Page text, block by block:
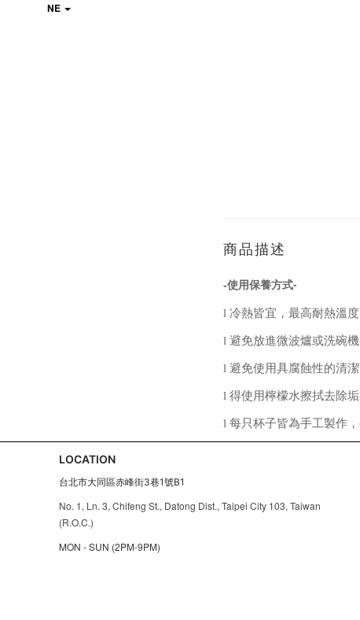
NE
商品描述
-使用保養方式-
l 冷熱皆宜，最高耐熱溫度
l 避免放進微波爐或洗碗
l 避免使用具腐蝕性的清潔
l 得使用檸檬水擦拭去除
l 每只杯子皆為手工製作
LOCATION
台北市大同區赤峰街3巷1號B1
No. 1, Ln. 3, Chifeng St., Datong Dist., Taipei City 103, Taiwan
(R.O.C.)
MON - SUN (2PM-9PM)